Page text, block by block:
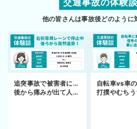
交通事故の体験
他の皆さんは事故後どのように
追突事故で被害者に…
後から痛みが出て人身
自転車vs車の
打撲やむちう